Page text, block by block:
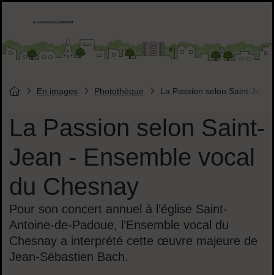
Liens réseaux sociaux
La Passion selon Saint-
Jean - Ensemble vocal
du Chesnay
Pour son concert annuel à l’église Saint-
Antoine-de-Padoue, l’Ensemble vocal du
Chesnay a interprété cette œuvre majeure de
Jean-Sébastien Bach.
Vous êtes ici :
Page d'accueil du site
En images Photothèque La Passion selon Saint-